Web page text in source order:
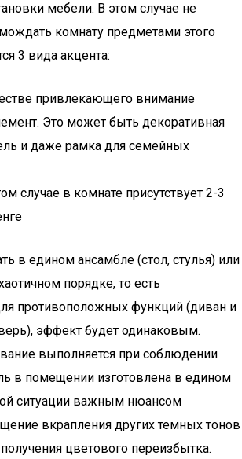
мебели. В этом случае не
комнату предметами этого
3 вида акцента:
привлекающего внимание
Это может быть декоративная
и даже рамка для семейных
случае в комнате присутствует 2-3
в едином ансамбле (стол, стулья) или
порядке, то есть
противоположных функций (диван и
эффект будет одинаковым.
выполняется при соблюдении
в помещении изготовлена в едином
ситуации важным нюансом
вкрапления других темных тонов
цветового переизбытка.